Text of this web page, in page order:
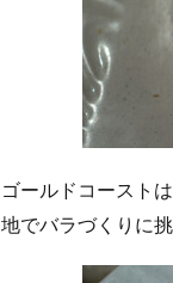
ゴールドコースト
地でバラづくりに